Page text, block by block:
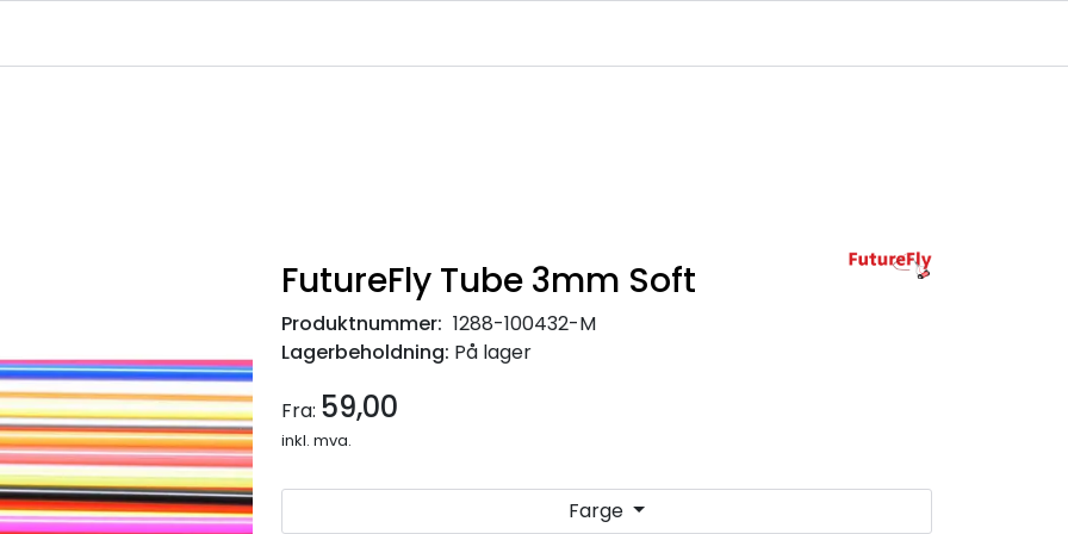
FutureFly Tube 3mm Soft
Produktnummer: 1288-100432-M
Lagerbeholdning: På lager
Fra: 59,00
inkl. mva.
Farge